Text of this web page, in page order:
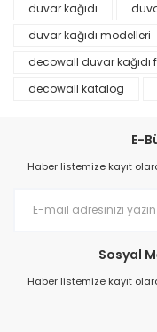
Prime ArtDECO Duvar
199,00 TL
duvar kağıdı
duvar kağıdı modelleri
decowall duvar kağıdı
decowall katalog
E-
Haber listemize kayıt
Sosyal
Haber listemize kayıt